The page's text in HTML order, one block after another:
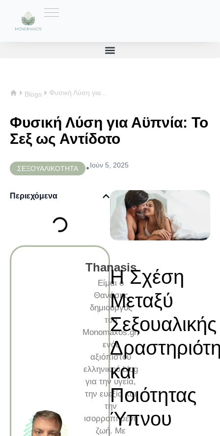
Blogs Φυσική Λύση για...
Φυσική Λύση για Αϋπνία: Το
Σεξ ως Αντίδοτο
ΣΕΞΟΥΑΛΙΚΟΤΗΤΑ •Ιούν 5, 2025
Περιεχόμενα
Thanasis
Είμαι ο
Θανάσης
δημιουργός
του
Monomaxos.gr,
ενός
αξιόπιστου
ελληνικού blog
για την υγεία,
την ευεξία και
την
ισορροπημένη
ζωή. Με
Η Σχέση
Μεταξύ
Σεξουαλικής
και
Ποιότητας
Ύπνου